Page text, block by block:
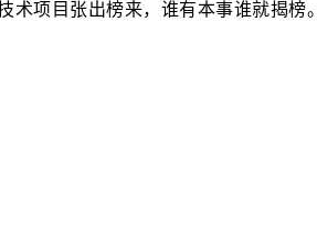
项目张出榜来，谁有本事谁就揭榜。